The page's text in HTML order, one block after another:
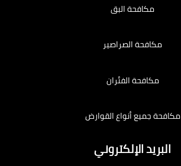
مكافحة البق
مكافحة الصراصير
مكافحة الفئران
مكافحة جميع أنواع القوارض
البريد الإلكتروني